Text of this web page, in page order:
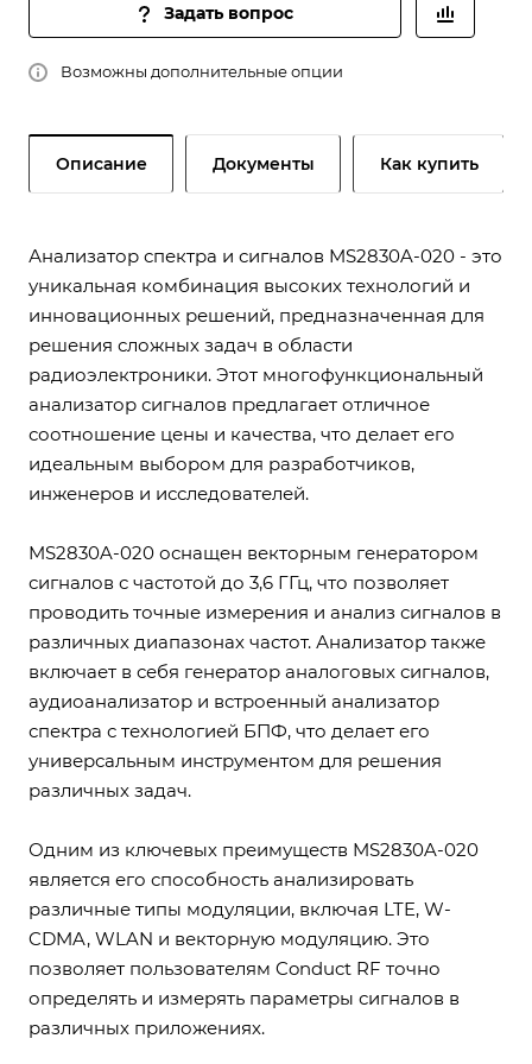
Задать вопрос
Возможны дополнительные опции
Описание Документы Как купить
Анализатор спектра и сигналов MS2830A-020 - это
уникальная комбинация высоких технологий и
инновационных решений, предназначенная для
решения сложных задач в области
радиоэлектроники. Этот многофункциональный
анализатор сигналов предлагает отличное
соотношение цены и качества, что делает его
идеальным выбором для разработчиков,
инженеров и исследователей.
MS2830A-020 оснащен векторным генератором
сигналов с частотой до 3,6 ГГц, что позволяет
проводить точные измерения и анализ сигналов в
различных диапазонах частот. Анализатор также
включает в себя генератор аналоговых сигналов,
аудиоанализатор и встроенный анализатор
спектра с технологией БПФ, что делает его
универсальным инструментом для решения
различных задач.
Одним из ключевых преимуществ MS2830A-020
является его способность анализировать
различные типы модуляции, включая LTE, W-
CDMA, WLAN и векторную модуляцию. Это
позволяет пользователям Conduct RF точно
определять и измерять параметры сигналов в
различных приложениях.